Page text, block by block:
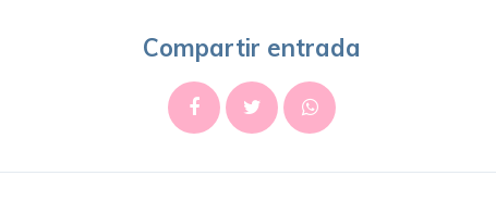
Compartir entrada